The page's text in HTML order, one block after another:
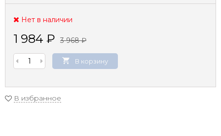
Нет в наличии
1 984 ₽ 3 968₽
В корзину
В избранное